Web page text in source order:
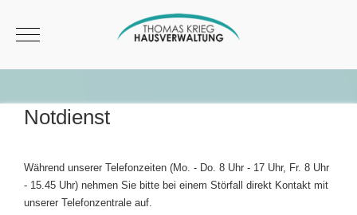
Mobile Menu Toggle
Notdienst
Während unserer Telefonzeiten (Mo. - Do. 8 Uhr - 17 Uhr, Fr. 8 Uhr
- 15.45 Uhr) nehmen Sie bitte bei einem Störfall direkt Kontakt mit
unserer Telefonzentrale auf.